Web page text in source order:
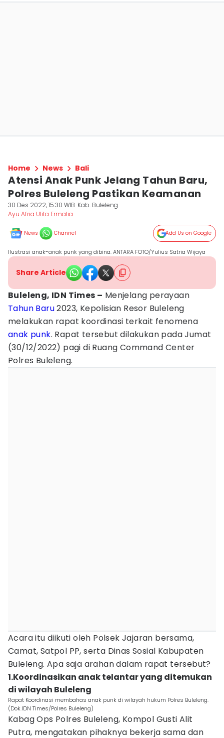
Home News Bali
Atensi Anak Punk Jelang Tahun Baru,
Polres Buleleng Pastikan Keamanan
30 Des 2022, 15:30 WIB Kab. Buleleng
Ayu Afria Ulita Ermalia
News Channel Add Us on Google
Ilustrasi anak-anak punk yang dibina. ANTARA FOTO/Yulius Satria Wijaya
Share Article
Buleleng, IDN Times – Menjelang perayaan
Tahun Baru2023, Kepolisian Resor Buleleng
melakukan rapat koordinasi terkait fenomena
anak punk. Rapat tersebut dilakukan pada Jumat
(30/12/2022) pagi di Ruang Command Center
Polres Buleleng.
Acara itu diikuti oleh Polsek Jajaran bersama,
Camat, Satpol PP, serta Dinas Sosial Kabupaten
Buleleng. Apa saja arahan dalam rapat tersebut?
1.Koordinasikan anak telantar yang ditemukan
di wilayah Buleleng
Rapat Koordinasi membahas anak punk di wilayah hukum Polres Buleleng.
(Dok.IDN Times/Polres Buleleng)
Kabag Ops Polres Buleleng, Kompol Gusti Alit
Putra, mengatakan pihaknya bekerja sama dan